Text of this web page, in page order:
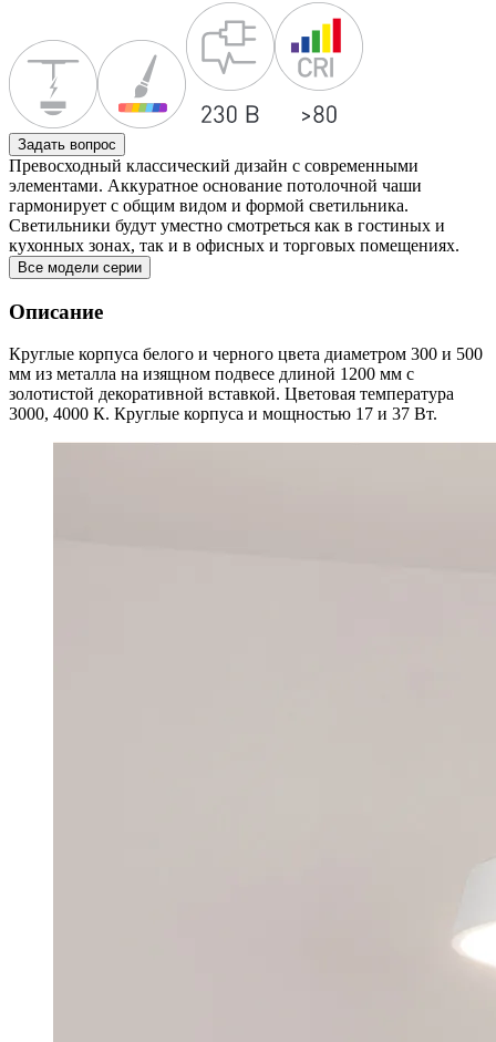
Задать вопрос
Превосходный классический дизайн с современными
элементами. Аккуратное основание потолочной чаши
гармонирует с общим видом и формой светильника.
Светильники будут уместно смотреться как в гостиных и
кухонных зонах, так и в офисных и торговых помещениях.
Все модели серии
Описание
Круглые корпуса белого и черного цвета диаметром 300 и 500
мм из металла на изящном подвесе длиной 1200 мм с
золотистой декоративной вставкой. Цветовая температура
3000, 4000 К. Круглые корпуса и мощностью 17 и 37 Вт.